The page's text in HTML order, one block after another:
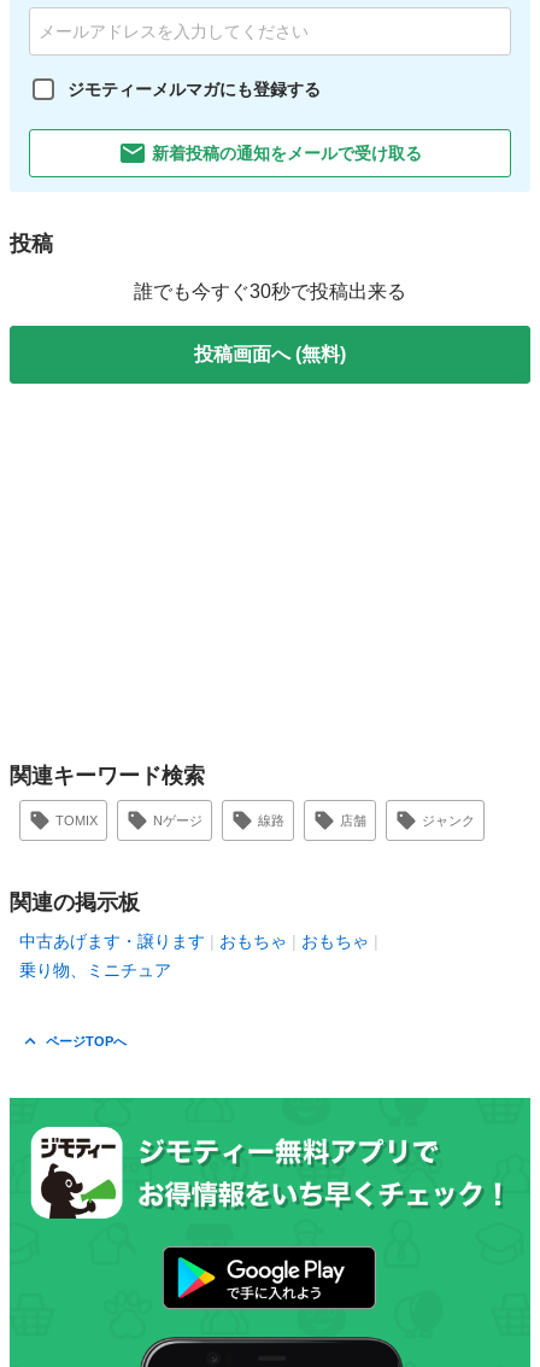
ジモティーメルマガにも登録する
新着投稿の通知をメールで受け取る
投稿
誰でも今すぐ30秒で投稿出来る
投稿画面へ (無料)
関連キーワード検索
TOMIX Nゲージ 線路 店舗 ジャンク
関連の掲示板
中古あげます・譲ります おもちゃ
おもちゃ
乗り物、ミニチュア
ページTOPへ